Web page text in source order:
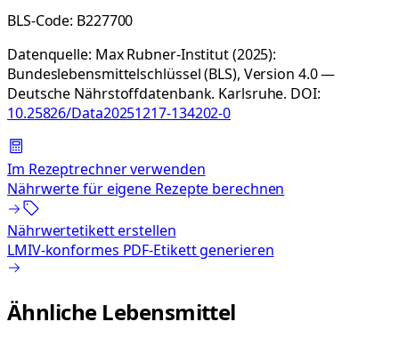
BLS-Code: B227700
Datenquelle: Max Rubner-Institut (2025):
Bundeslebensmittelschlüssel (BLS), Version 4.0 —
Deutsche Nährstoffdatenbank. Karlsruhe. DOI:
10.25826/Data20251217-134202-0
Im Rezeptrechner verwenden
Nährwerte für eigene Rezepte berechnen
Nährwertetikett erstellen
LMIV-konformes PDF-Etikett generieren
Ähnliche Lebensmittel